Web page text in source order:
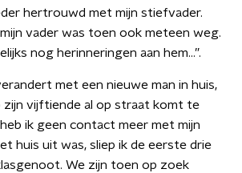
hertrouwd met mijn stiefvader.
vader was toen ook meteen weg.
nog herinneringen aan hem...”.
met een nieuwe man in huis,
zijn vijftiende al op straat komt te
ik geen contact meer met mijn
huis uit was, sliep ik de eerste drie
We zijn toen op zoek